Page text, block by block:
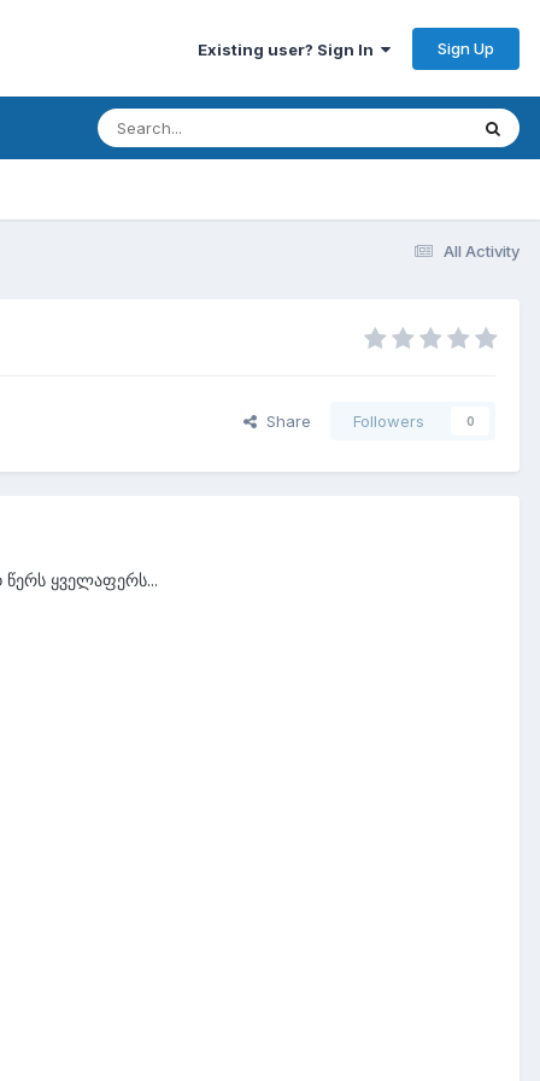
Existing user? Sign In Sign Up
All Activity
Share Followers 0
წერს ყველაფერს...